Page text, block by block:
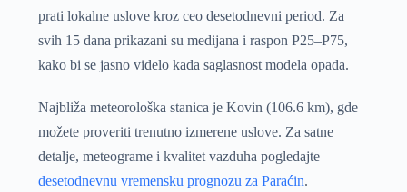
prati lokalne uslove kroz ceo desetodnevni period. Za
svih 15 dana prikazani su medijana i raspon P25–P75,
kako bi se jasno videlo kada saglasnost modela opada.
Najbliža meteorološka stanica je Kovin (106.6 km), gde
možete proveriti trenutno izmerene uslove. Za satne
detalje, meteograme i kvalitet vazduha pogledajte
desetodnevnu vremensku prognozu za Paraćin.